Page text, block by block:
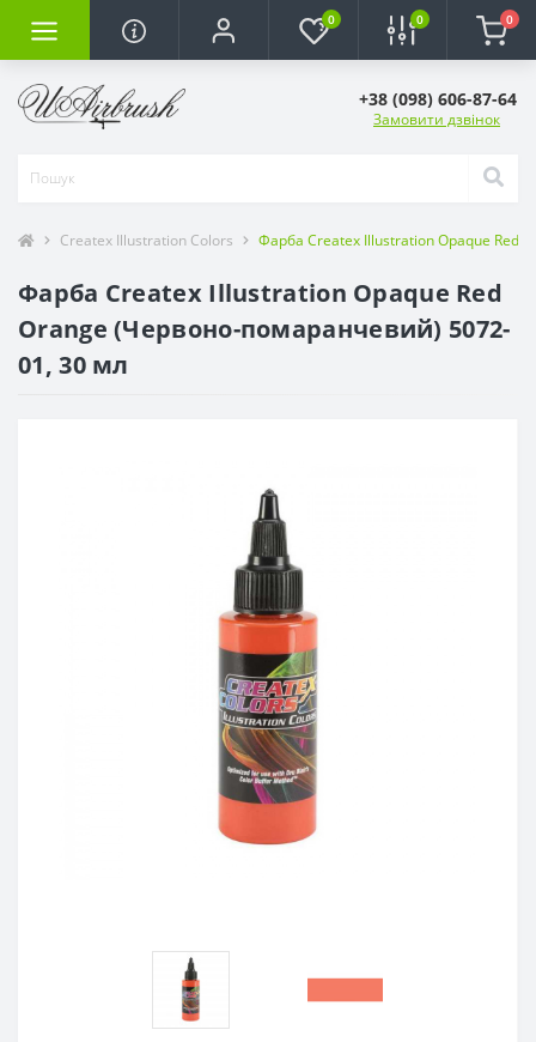
0 0 0
+38 (098) 606-87-64
Замовити дзвінок
Createx Illustration Colors Фарба Createx Illustration Opaque Red
Фарба Createx Illustration Opaque Red
Orange (Червоно-помаранчевий) 5072-
01, 30 мл